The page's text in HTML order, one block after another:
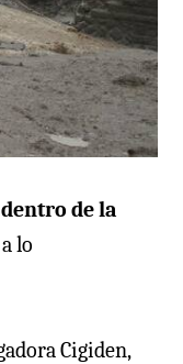
de la
lo
Cigiden,